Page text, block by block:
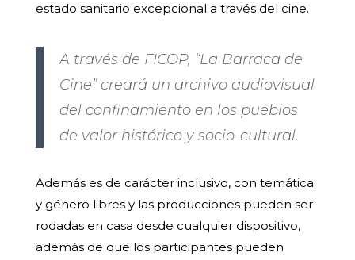
estado sanitario excepcional a través del cine.
A través de FICOP, “La Barraca de
Cine” creará un archivo audiovisual
del confinamiento en los pueblos
de valor histórico y socio-cultural.
Además es de carácter inclusivo, con temática
y género libres y las producciones pueden ser
rodadas en casa desde cualquier dispositivo,
además de que los participantes pueden